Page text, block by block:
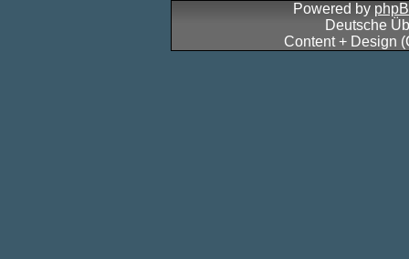
Powered by
Deutsche
Content + Design